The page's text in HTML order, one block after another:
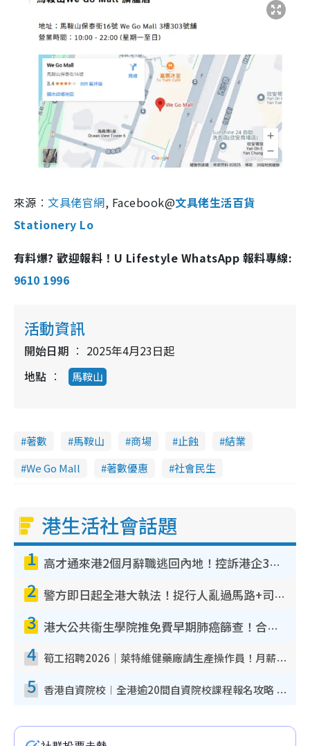
來源︰文具佬官網, Facebook@文具佬生活百貨
Stationery Lo
有料爆? 歡迎報料！U Lifestyle WhatsApp 報料專線:
9610 1996
活動資訊
開始日期
2025年4月23日起
地點
馬鞍山
著數 馬鞍山 商場 止蝕
結業
We Go Mall
著數優惠 社會民生
港生活社會話題
1 高才通來港2個月辭職逃回內地！控訴港企3宗罪 歎微管理極窒息
2 警方即日起全港大執法！捉行人亂過馬路+司機不專注駕駛！亂過馬路罰$2000
3 港大公共衞生學院推免費早期肺癌篩查！合資格人士將獲全額資助定期血液化驗／電腦斷層掃描／風險評估
4 筍工招聘2026｜萊特維健藥廠請生產操作員！月薪高達$1.7萬 冷氣廠房/五天工作/保證雙糧
5 香港自資院校︱全港逾20間自資院校課程報名攻略 留位費可退/申請日期/報名連結